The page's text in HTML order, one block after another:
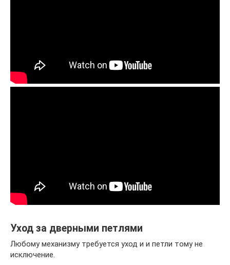
Уход за дверными петлями
Любому механизму требуется уход и и петли тому не
исключение.